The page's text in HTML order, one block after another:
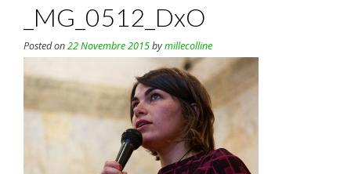
_MG_0512_DxO
Posted on22 Novembre 2015bymillecolline